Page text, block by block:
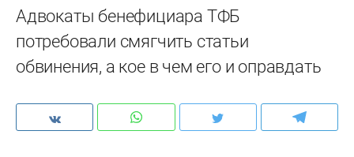
Адвокаты бенефициара ТФБ
потребовали смягчить статьи
обвинения, а кое в чем его и оправдать